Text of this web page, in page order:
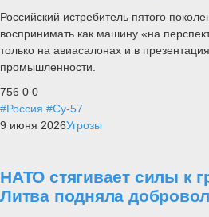
Российский истребитель пятого
воспринимать как машину «на
только на авиасалонах и в
промышленности.
756 0 0
#Россия #Су-57
9 июня 2026Угрозы
НАТО стягивает силы к
Литва подняла